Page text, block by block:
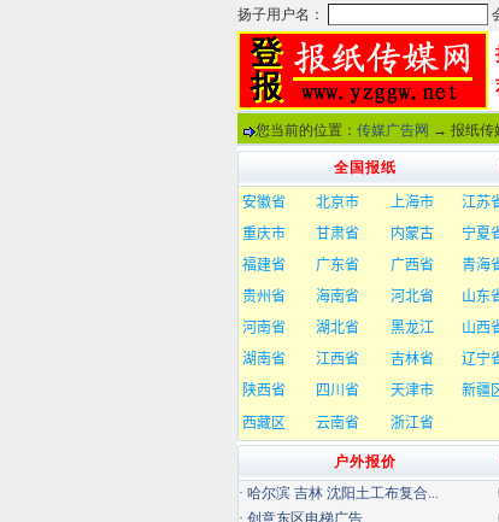
您当前的位置： 传媒广告网 → 报纸传
全国报纸
户外报价
· 哈尔滨 吉林 沈阳土工布复合...
· 创意东区电梯广告